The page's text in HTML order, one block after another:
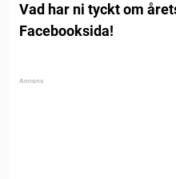
Vad har ni tyckt om
Facebooksida!